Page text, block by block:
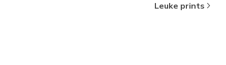
Leuke prints